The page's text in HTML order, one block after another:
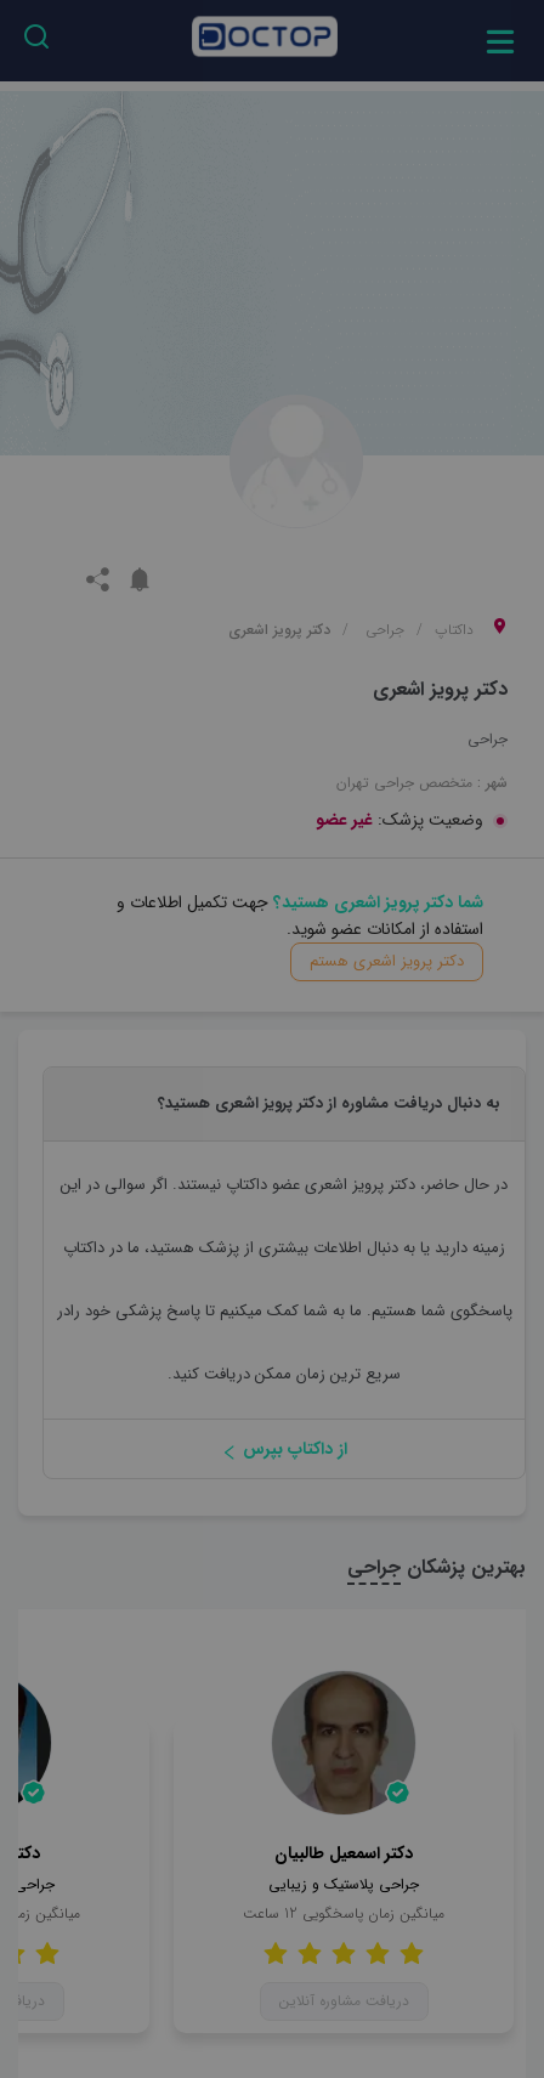
داکتاپ جراحی دکتر پرویز اشعری
دکتر پرویز اشعری
جراحی
شهر : متخصص جراحی تهران
وضعیت پزشک: غیر عضو
شما دکتر پرویز اشعری هستید؟جهت تکمیل اطلاعات و
استفاده از امکانات عضو شوید.
دکتر پرویز اشعری هستم
به دنبال دریافت مشاوره از دکتر پرویز اشعری هستید؟
در حال حاضر، دکتر پرویز اشعریعضو داکتاپ نیستند. اگر سوالی در این
زمینه دارید یا به دنبال اطلاعات بیشتری از پزشک هستید، ما در داکتاپ
پاسخگوی شما هستیم. ما به شما کمک میکنیم تا پاسخ پزشکی خود رادر
سریع ترین زمان ممکن دریافت کنید.
از داکتاپ بپرس
بهترین پزشکان جراحی
دکتر اسمعیل طالبیان
جراحی پلاستیک و زیبایی
میانگین زمان پاسخگویی 12 ساعت
دریافت مشاوره آنلاین
دکتر
جراحی
میانگین